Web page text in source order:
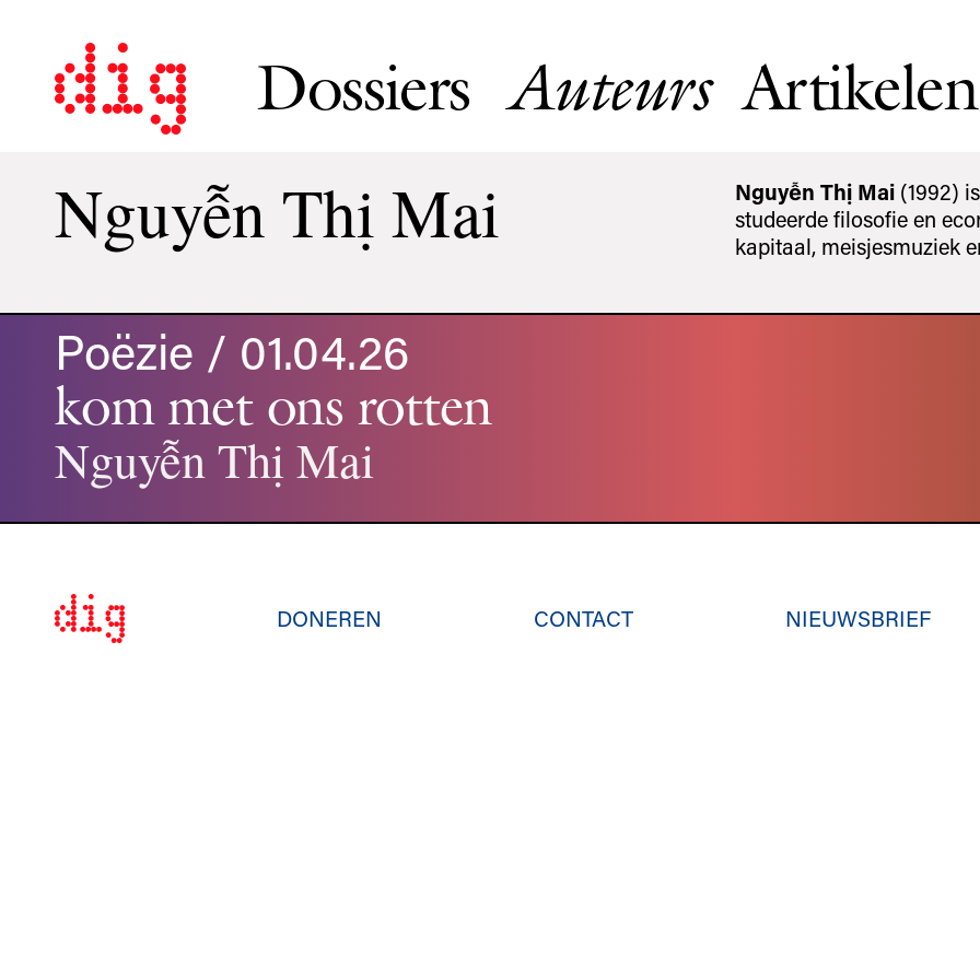
Dossiers Auteurs Artikelen
Nguyễn Thị Mai Nguyễn Thị Mai (1992)
studeerde filosofie en
kapitaal, meisjesmuziek
Poëzie / 01.04.26
kom met ons rotten
Nguyễn Thị Mai
DONEREN CONTACT NIEUWSBRIEF